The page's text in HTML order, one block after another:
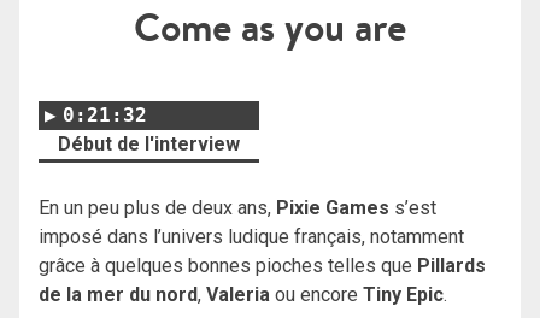
Come as you are
0:21:32
Début de l'interview
En un peu plus de deux ans, Pixie Games s’est
imposé dans l’univers ludique français, notamment
grâce à quelques bonnes pioches telles que Pillards
de la mer du nord, Valeria ou encore Tiny Epic.